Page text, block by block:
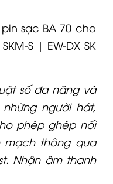
sạc BA 70 cho
S | EW-DX SK
số đa năng và
người hát,
phép ghép nối
mạch thông qua
Nhận âm thanh